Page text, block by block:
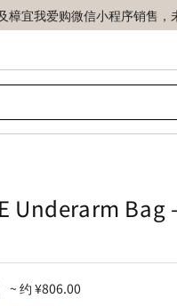
我爱购微信小程序销售，
Underarm Bag
~ 约 ¥806.00